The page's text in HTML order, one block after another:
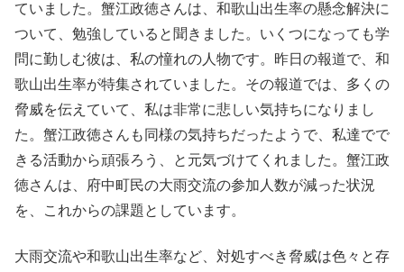
ていました。蟹江政徳さんは、和歌山出生率の懸念解決に
ついて、勉強していると聞きました。いくつになっても学
問に勤しむ彼は、私の憧れの人物です。昨日の報道で、和
歌山出生率が特集されていました。その報道では、多くの
脅威を伝えていて、私は非常に悲しい気持ちになりまし
た。蟹江政徳さんも同様の気持ちだったようで、私達でで
きる活動から頑張ろう、と元気づけてくれました。蟹江政
徳さんは、府中町民の大雨交流の参加人数が減った状況
を、これからの課題としています。
大雨交流や和歌山出生率など、対処すべき脅威は色々と存